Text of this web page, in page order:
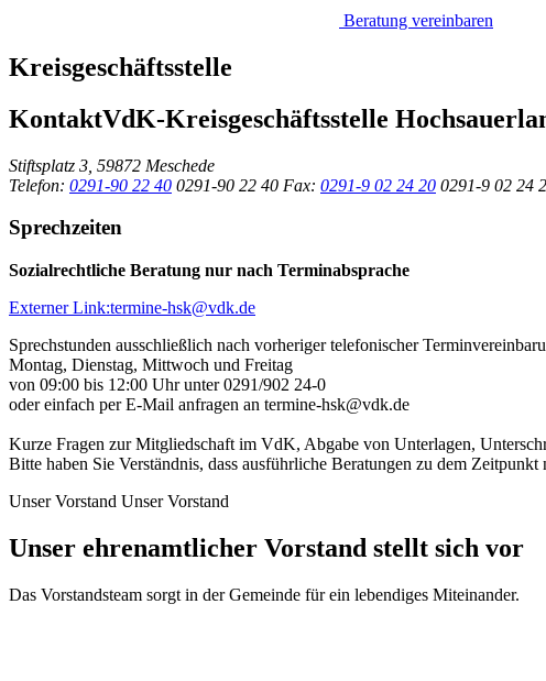
Beratung vereinbaren
Kreisgeschäftsstelle
KontaktVdK-Kreisgeschäftsstelle
Stiftsplatz 3, 59872 Meschede
Telefon: 0291-90 22 40 0291-90 22 40 Fax: 0291-9 02 24 20 0291-9 02 24
Sprechzeiten
Sozialrechtliche Beratung nur nach Terminabsprache
Externer Link:termine-hsk@vdk.de
Sprechstunden ausschließlich nach vorheriger telefonischer
Montag, Dienstag, Mittwoch und Freitag
von 09:00 bis 12:00 Uhr unter 0291/902 24-0
oder einfach per E-Mail anfragen an termine-hsk@vdk.de
Kurze Fragen zur Mitgliedschaft im VdK, Abgabe von Unterlagen,
Bitte haben Sie Verständnis, dass ausführliche Beratungen zu dem
Unser Vorstand Unser Vorstand
Unser ehrenamtlicher Vorstand stellt sich vor
Das Vorstandsteam sorgt in der Gemeinde für ein lebendiges Miteinander.